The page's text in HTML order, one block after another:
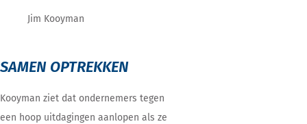
Jim Kooyman
SAMEN OPTREKKEN
Kooyman ziet dat ondernemers tegen
een hoop uitdagingen aanlopen als ze